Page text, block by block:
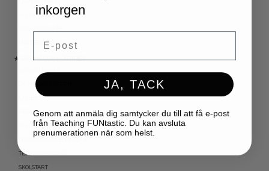
VI SKRIVER
MATTESPIRALEN
★ SÄSONG OCH HÖGTIDER
OLYMPISKA SPELEN
VM I FOTBOLL
NATIONALDAGEN 6 JUNI
TERMINSAVSLUT
SKOLSTART
inkorgen
Email
JA, TACK
Genom att anmäla dig samtycker du till att få e-post
från Teaching FUNtastic. Du kan avsluta
prenumerationen när som helst.